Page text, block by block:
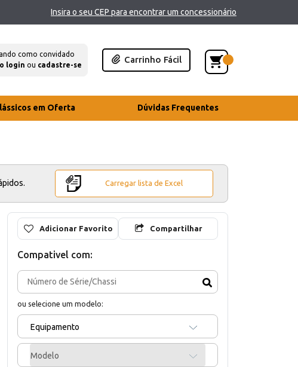
Insira o seu CEP para encontrar um concessionário
como convidado
login ou cadastre-se
Carrinho Fácil
em Oferta Dúvidas Frequentes
Carregar lista de Excel
Adicionar Favorito Compartilhar
Compativel com:
ou selecione um modelo:
Equipamento
Modelo